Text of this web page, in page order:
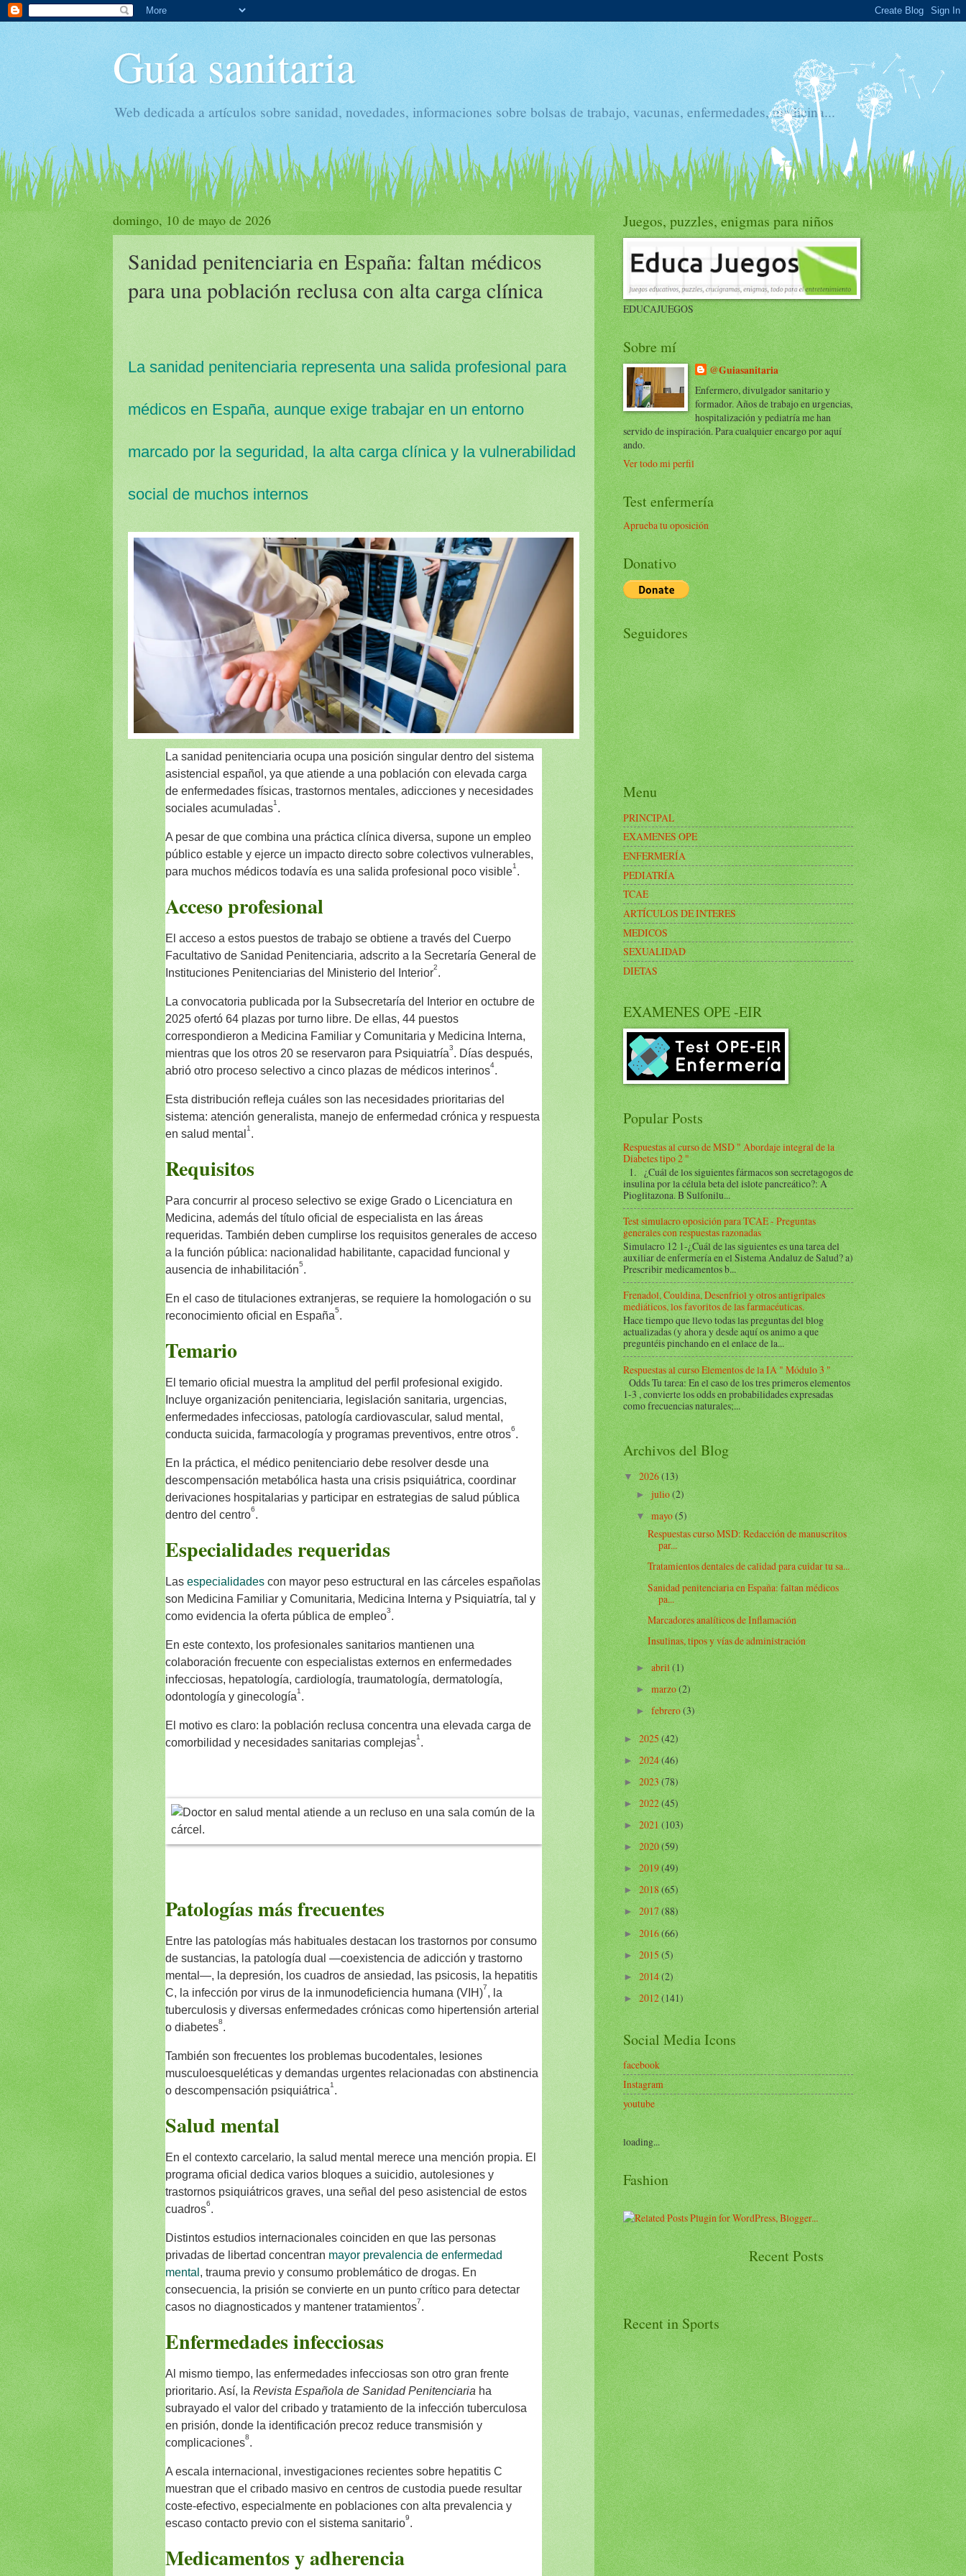
Guía sanitaria
Web dedicada a artículos sobre sanidad, novedades, informaciones sobre bolsas de trabajo, vacunas, enfermedades, medicina...
domingo, 10 de mayo de 2026
Sanidad penitenciaria en España: faltan médicos
para una población reclusa con alta carga clínica
La sanidad penitenciaria representa una salida profesional para
médicos en España, aunque exige trabajar en un entorno
marcado por la seguridad, la alta carga clínica y la vulnerabilidad
social de muchos internos
La sanidad penitenciaria ocupa una posición singular dentro del sistema
asistencial español, ya que atiende a una población con elevada carga
de enfermedades físicas, trastornos mentales, adicciones y necesidades
sociales acumuladas1 .
A pesar de que combina una práctica clínica diversa, supone un empleo
público estable y ejerce un impacto directo sobre colectivos vulnerables,
para muchos médicos todavía es una salida profesional poco visible1 .
Acceso profesional
El acceso a estos puestos de trabajo se obtiene a través del Cuerpo
Facultativo de Sanidad Penitenciaria, adscrito a la Secretaría General de
Instituciones Penitenciarias del Ministerio del Interior2.
La convocatoria publicada por la Subsecretaría del Interior en octubre de
2025 ofertó 64 plazas por turno libre. De ellas, 44 puestos
correspondieron a Medicina Familiar y Comunitaria y Medicina Interna,
mientras que los otros 20 se reservaron para Psiquiatría3. Días después,
abrió otro proceso selectivo a cinco plazas de médicos interinos4.
Esta distribución refleja cuáles son las necesidades prioritarias del
sistema: atención generalista, manejo de enfermedad crónica y respuesta
en salud mental1 .
Requisitos
Para concurrir al proceso selectivo se exige Grado o Licenciatura en
Medicina, además del título oficial de especialista en las áreas
requeridas. También deben cumplirse los requisitos generales de acceso
a la función pública: nacionalidad habilitante, capacidad funcional y
ausencia de inhabilitación5.
En el caso de titulaciones extranjeras, se requiere la homologación o su
reconocimiento oficial en España5.
Temario
El temario oficial muestra la amplitud del perfil profesional exigido.
Incluye organización penitenciaria, legislación sanitaria, urgencias,
enfermedades infecciosas, patología cardiovascular, salud mental,
conducta suicida, farmacología y programas preventivos, entre otros6.
En la práctica, el médico penitenciario debe resolver desde una
descompensación metabólica hasta una crisis psiquiátrica, coordinar
derivaciones hospitalarias y participar en estrategias de salud pública
dentro del centro6.
Especialidades requeridas
Lasespecialidades con mayor peso estructural en las cárceles españolas
son Medicina Familiar y Comunitaria, Medicina Interna y Psiquiatría, tal y
como evidencia la oferta pública de empleo3.
En este contexto, los profesionales sanitarios mantienen una
colaboración frecuente con especialistas externos en enfermedades
infecciosas, hepatología, cardiología, traumatología, dermatología,
odontología y ginecología1 .
El motivo es claro: la población reclusa concentra una elevada carga de
comorbilidad y necesidades sanitarias complejas1 .
Patologías más frecuentes
Entre las patologías más habituales destacan los trastornos por consumo
de sustancias, la patología dual —coexistencia de adicción y trastorno
mental—, la depresión, los cuadros de ansiedad, las psicosis, la hepatitis
C, la infección por virus de la inmunodeficiencia humana (VIH)7, la
tuberculosis y diversas enfermedades crónicas como hipertensión arterial
o diabetes8.
También son frecuentes los problemas bucodentales, lesiones
musculoesqueléticas y demandas urgentes relacionadas con abstinencia
o descompensación psiquiátrica1 .
Salud mental
En el contexto carcelario, la salud mental merece una mención propia. El
programa oficial dedica varios bloques a suicidio, autolesiones y
trastornos psiquiátricos graves, una señal del peso asistencial de estos
cuadros6.
Distintos estudios internacionales coinciden en que las personas
privadas de libertad concentran mayor prevalencia de enfermedad
mental , trauma previo y consumo problemático de drogas. En
consecuencia, la prisión se convierte en un punto crítico para detectar
casos no diagnosticados y mantener tratamientos7.
Enfermedades infecciosas
Al mismo tiempo, las enfermedades infecciosas son otro gran frente
prioritario. Así, laRevista Española de Sanidad Penitenciaria ha
subrayado el valor del cribado y tratamiento de la infección tuberculosa
en prisión, donde la identificación precoz reduce transmisión y
complicaciones8.
A escala internacional, investigaciones recientes sobre hepatitis C
muestran que el cribado masivo en centros de custodia puede resultar
coste-efectivo, especialmente en poblaciones con alta prevalencia y
escaso contacto previo con el sistema sanitario9.
Medicamentos y adherencia
Juegos, puzzles, enigmas para niños
EDUCAJUEGOS
Sobre mí
@Guiasanitaria
Enfermero, divulgador sanitario y
formador. Años de trabajo en urgencias,
hospitalización y pediatría me han
servido de inspiración. Para cualquier encargo por aquí
ando.
Ver todo mi perfil
Test enfermería
Aprueba tu oposición
Donativo
Seguidores
Menu
PRINCIPAL
EXAMENES OPE
ENFERMERÍA
PEDIATRÍA
TCAE
ARTÍCULOS DE INTERES
MEDICOS
SEXUALIDAD
DIETAS
EXAMENES OPE -EIR
Popular Posts
Respuestas al curso de MSD " Abordaje integral de la
Diabetes tipo 2 "
1. ¿Cuál de los siguientes fármacos son secretagogos de
insulina por la célula beta del islote pancreático?: A
Pioglitazona. B Sulfonilu...
Test simulacro oposición para TCAE - Preguntas
generales con respuestas razonadas
Simulacro 12 1-¿Cuál de las siguientes es una tarea del
auxiliar de enfermería en el Sistema Andaluz de Salud? a)
Prescribir medicamentos b...
Frenadol, Couldina, Desenfriol y otros antigripales
mediáticos, los favoritos de las farmacéuticas.
Hace tiempo que llevo todas las preguntas del blog
actualizadas (y ahora y desde aquí os animo a que
preguntéis pinchando en el enlace de la...
Respuestas al curso Elementos de la IA " Módulo 3 "
Odds Tu tarea: En el caso de los tres primeros elementos
1-3 , convierte los odds en probabilidades expresadas
como frecuencias naturales;...
Archivos del Blog
▼2026(13)
►julio(2)
▼mayo(5)
Respuestas curso MSD: Redacción de manuscritos
par...
Tratamientos dentales de calidad para cuidar tu sa...
Sanidad penitenciaria en España: faltan médicos
pa...
Marcadores analíticos de Inflamación
Insulinas, tipos y vías de administración
►abril(1)
►marzo(2)
►febrero(3)
►2025(42)
►2024(46)
►2023(78)
►2022(45)
►2021(103)
►2020(59)
►2019(49)
►2018(65)
►2017(88)
►2016(66)
►2015(5)
►2014(2)
► 2012(141)
Social Media Icons
facebook
Instagram
youtube
loading...
Fashion
Recent in Sports
Recent Posts